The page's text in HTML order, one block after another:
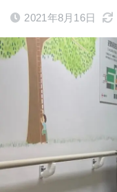
2021年8月16日